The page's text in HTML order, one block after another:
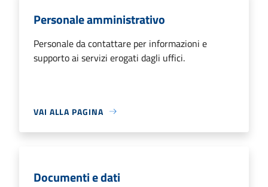
Personale amministrativo
Personale da contattare per informazioni e
supporto ai servizi erogati dagli uffici.
VAI ALLA PAGINA
Documenti e dati